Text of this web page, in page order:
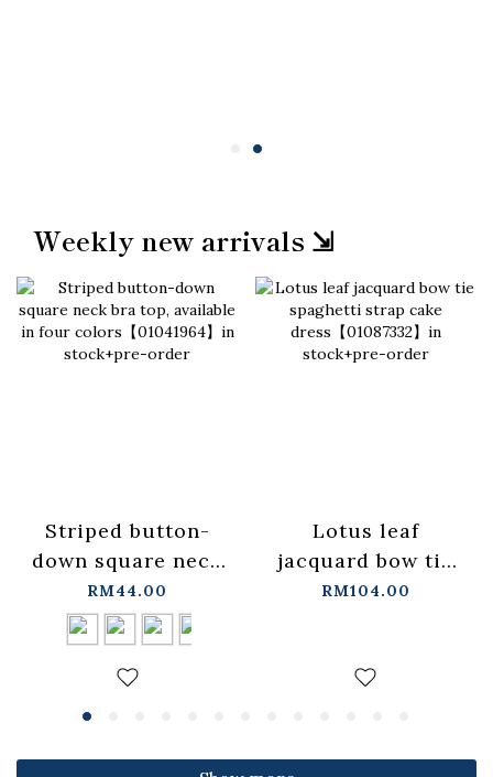
Weekly new arrivals ⇲
Striped button-
down square neck
bra top, available
in four
colors【01041964】
in stock+pre-order
RM44.00
Lotus leaf
jacquard bow tie
spaghetti strap
in stock+pre-order
RM104.00